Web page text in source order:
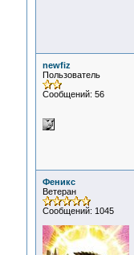
newfiz
Пользователь
Сообщений: 56
Феникс
Ветеран
Сообщений: 1045